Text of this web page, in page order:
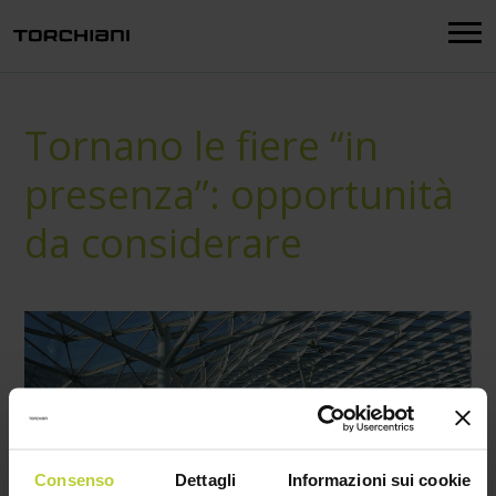
Consenso Dettagli Informazioni sui cookie
Tornano le fiere “in
presenza”: opportunità
da considerare